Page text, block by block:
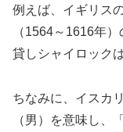
例えば、イギリス
（1564～1616年
貸しシャイロック
ちなみに、イスカ
（男）を意味し、